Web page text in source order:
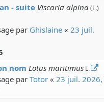
- suite Viscaria alpina(L.)
par Ghislaine « 23 juil.
nom Lotus maritimus L.
par Totor « 23 juil.